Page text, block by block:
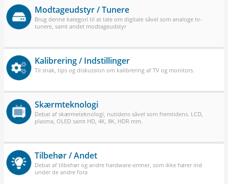
Modtageudstyr / Tunere
Brug denne kategori til at tale om digitale såvel som analoge tv-
tunere, samt andet modtageudstyr
Kalibrering / Indstillinger
Til snak, tips og diskussion om kalibrering af TV og monitors.
Skærmteknologi
Debat af skærmeteknologi, nutidens såvel som fremtidens. LCD,
plasma, OLED samt HD, 4K, 8K, HDR mm.
Tilbehør / Andet
Debat af tilbehør og andre hardware-emner, som ikke hører ind
under de andre fora